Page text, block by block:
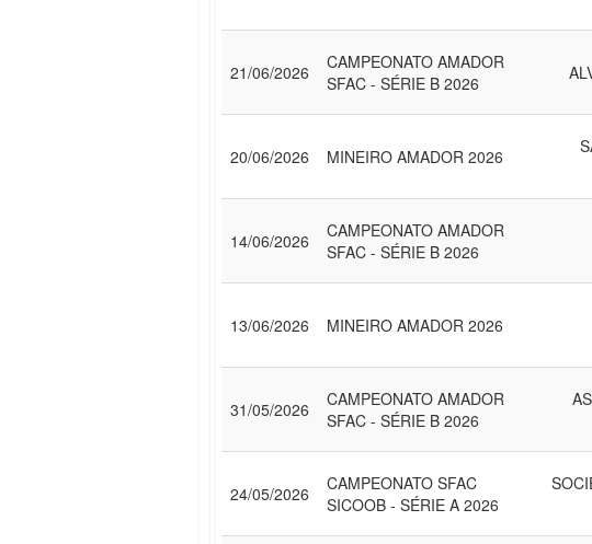
21/06/2026
CAMPEONATO AMADOR
SFAC - SÉRIE B 2026
20/06/2026 MINEIRO AMADOR 2026
14/06/2026
CAMPEONATO AMADOR
SFAC - SÉRIE B 2026
13/06/2026 MINEIRO AMADOR 2026
31/05/2026
CAMPEONATO AMADOR
SFAC - SÉRIE B 2026
24/05/2026
CAMPEONATO SFAC
SICOOB - SÉRIE A 2026